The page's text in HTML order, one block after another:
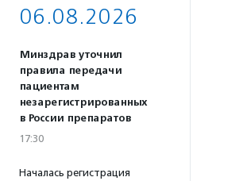
06.08.2026
Минздрав уточнил
правила передачи
пациентам
незарегистрированных
в России препаратов
17:30
Началась регистрация